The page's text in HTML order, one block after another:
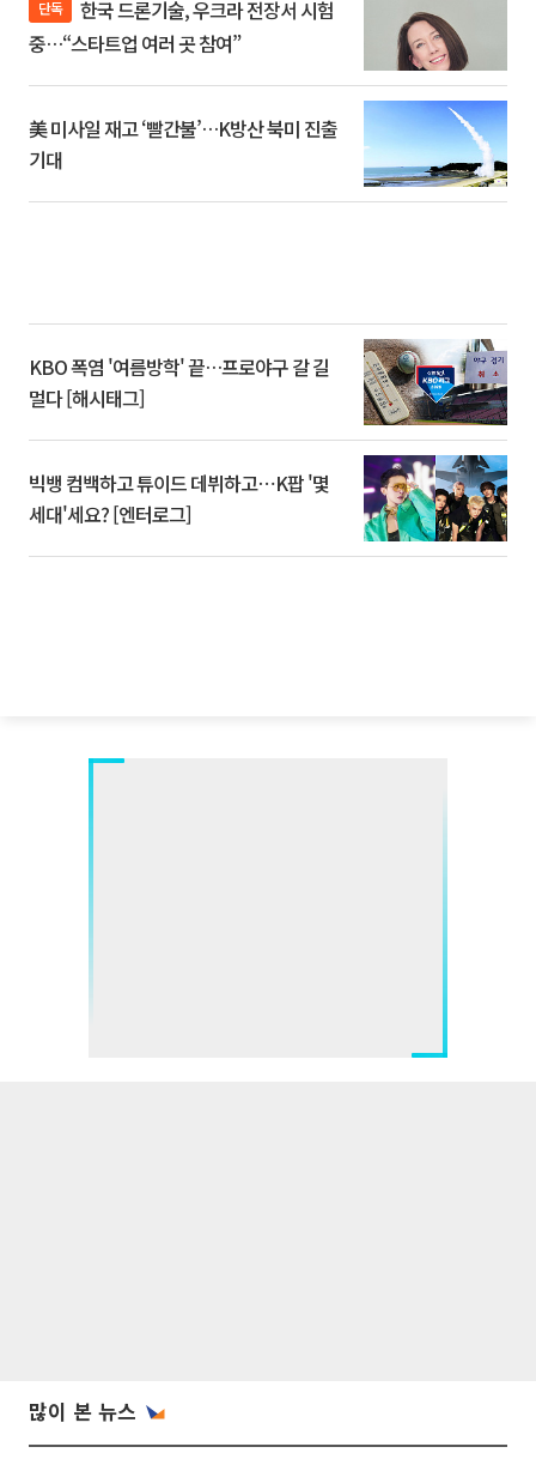
단독
중…“스타트업 여러 곳 참여”
美 미사일 재고 ‘빨간불’…K방산 북미 진출
기대
KBO 폭염 '여름방학' 끝…프로야구 갈 길
멀다 [해시태그]
빅뱅 컴백하고 튜이드 데뷔하고⋯K팝 '몇
세대'세요? [엔터로그]
많이 본 뉴스